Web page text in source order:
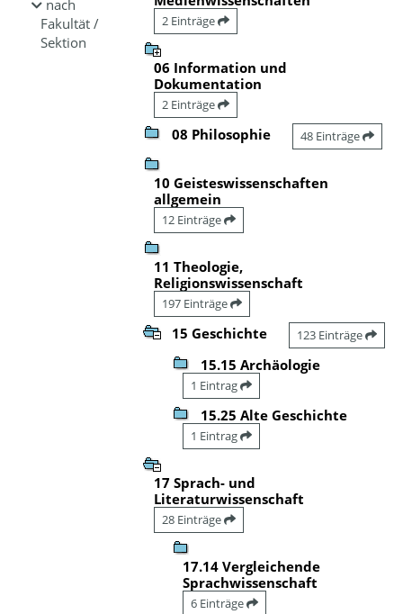
nach
Fakultät /
Sektion
2 Einträge
06 Information und
Dokumentation
2 Einträge
08 Philosophie 48 Einträge
10 Geisteswissenschaften
allgemein
12 Einträge
11 Theologie,
Religionswissenschaft
197 Einträge
15 Geschichte 123 Einträge
15.15 Archäologie
1 Eintrag
15.25 Alte Geschichte
1 Eintrag
17 Sprach- und
Literaturwissenschaft
28 Einträge
17.14 Vergleichende
Sprachwissenschaft
6 Einträge